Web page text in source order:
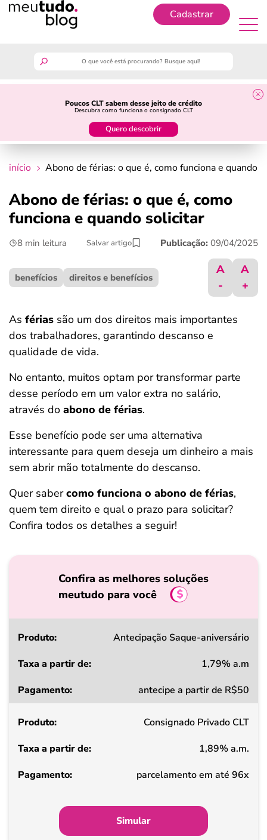
Cadastrar
Poucos CLT sabem desse jeito de crédito
Descubra como funciona o consignado CLT
Quero descobrir
guia do trabalhador
crédito fácil
últimas notícias
ferramentas
início Abono de férias: o que é, como funciona e quando
Abono de férias: o que é, como
funciona e quando solicitar
8 min leitura Salvar artigo Publicação: 09/04/2025
benefícios direitos e benefícios
A
-
A
+
As férias são um dos direitos mais importantes
dos trabalhadores, garantindo descanso e
qualidade de vida.
No entanto, muitos optam por transformar parte
desse período em um valor extra no salário,
através do abono de férias.
Esse benefício pode ser uma alternativa
interessante para quem deseja um dinheiro a mais
sem abrir mão totalmente do descanso.
Quer sabercomo funciona o abono de férias,
quem tem direito e qual o prazo para solicitar?
Confira todos os detalhes a seguir!
Confira as melhores soluções
meutudo para você
Produto
a
de
Pagamento
Antecipação Saque-aniversário
1,79% a.m
antecipe a partir de R$50
Consignado Privado CLT
1,89% a.m.
parcelamento em até 96x
Simular